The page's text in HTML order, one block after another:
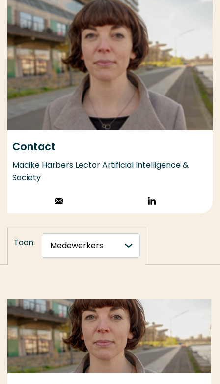
Contact
Maaike Harbers Lector Artificial Intelligence &
Society
Stuur een email
Volg op
LinkedIn
Toon: